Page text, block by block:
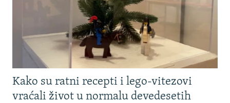
Kako su ratni recepti i lego-vitezovi
vraćali život u normalu devedesetih